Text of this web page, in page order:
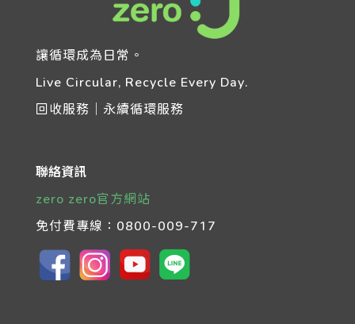
讓循環成為日常。
Live Circular, Recycle Every Day.
回收服務｜永續循環服務
聯絡資訊
zero zero官方網站
免付費專線： 0800-009-717